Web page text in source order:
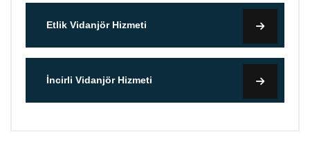
Etlik Vidanjör Hizmeti
İncirli Vidanjör Hizmeti